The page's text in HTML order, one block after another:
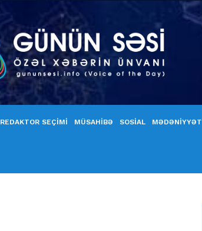
REDAKTOR SEÇİMİ MÜSAHİBƏ SOSİAL MƏDƏNİYYƏT